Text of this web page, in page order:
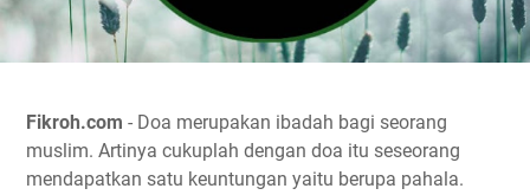
Fikroh.com - Doa merupakan ibadah bagi seorang
muslim. Artinya cukuplah dengan doa itu seseorang
mendapatkan satu keuntungan yaitu berupa pahala.